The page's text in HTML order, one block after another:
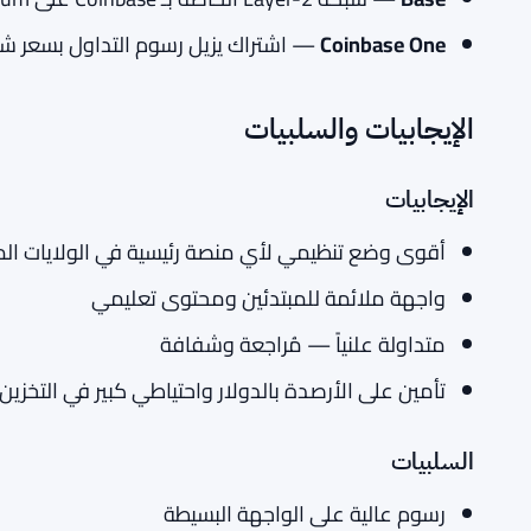
Coinbase One— اشتراك يزيل رسوم التداول بسعر
الإيجابيات والسلبيات
الإيجابيات
أقوى وضع تنظيمي لأي منصة رئيسية في الولايات
واجهة ملائمة للمبتدئين ومحتوى تعليمي
متداولة علنياً — مُراجعة وشفافة
تأمين على الأرصدة بالدولار واحتياطي كبير في التخزين
السلبيات
رسوم عالية على الواجهة البسيطة